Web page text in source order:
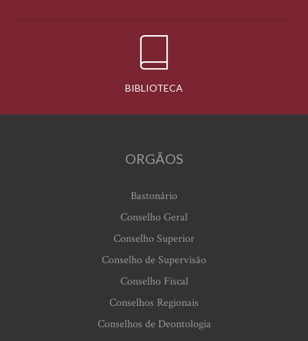
BIBLIOTECA
ORGÃOS
Bastonário
Conselho Geral
Conselho Superior
Conselho de Supervisão
Conselho Fiscal
Conselhos Regionais
Conselhos de Deontologia